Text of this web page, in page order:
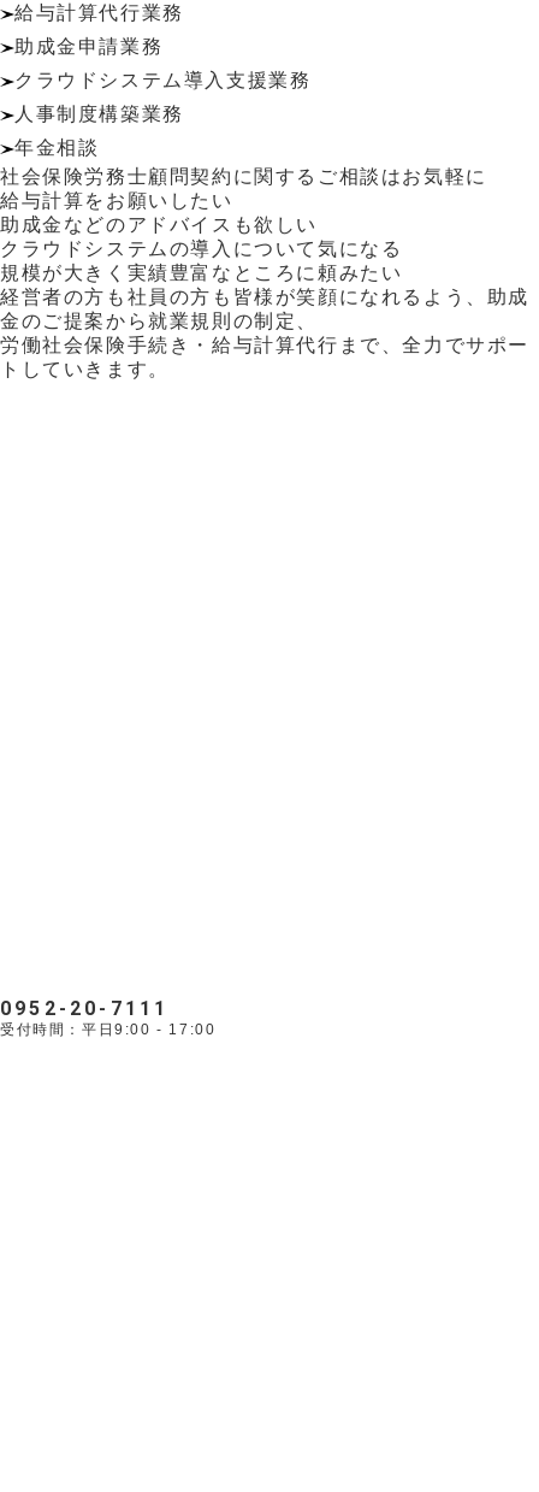
給与計算代行業務
助成金申請業務
クラウドシステム導入支援業務
人事制度構築業務
年金相談
社会保険労務士顧問契約に関するご相談はお気軽に
給与計算をお願いしたい
助成金などのアドバイスも欲しい
クラウドシステムの導入について気になる
規模が大きく実績豊富なところに頼みたい
経営者の方も社員の方も皆様が笑顔になれるよう、助成
金のご提案から就業規則の制定、
労働社会保険手続き・給与計算代行まで、全力でサポー
トしていきます。
0952-20-7111
受付時間：平日9:00 - 17:00